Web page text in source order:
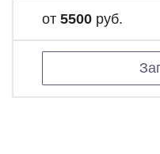
от 5500 руб.